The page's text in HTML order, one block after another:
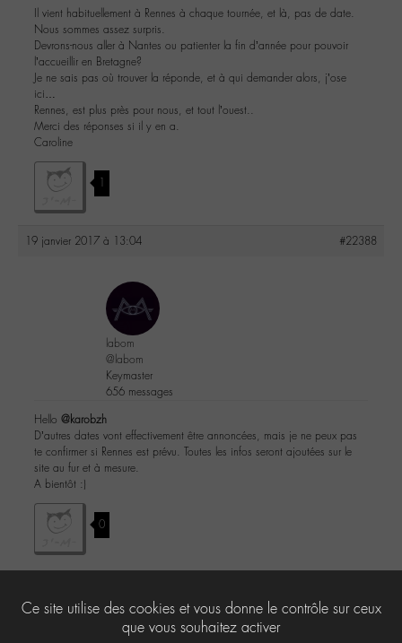
Il vient habituellement à Rennes à chaque tournée, et là, pas de date.
Nous sommes assez surpris.
Devrons-nous aller à Nantes ou patienter la fin d’année pour pouvoir
l’accueillir en Bretagne?
Je ne sais pas où trouver la réponde, et à qui demander alors, j’ose
ici…
Rennes, est plus près pour nous, et tout l’ouest..
Merci des réponses si il y en a.
Caroline
1
19 janvier 2017 à 13:04 #22388
labom
@labom
Keymaster
656 messages
Hello @karobzh
D’autres dates vont effectivement être annoncées, mais je ne peux pas
te confirmer si Rennes est prévu. Toutes les infos seront ajoutées sur le
site au fur et à mesure.
A bientôt :)
0
Le forum ‘-M- en concert’ est fermé à de nouveaux sujets et réponses.
Ce site utilise des cookies et vous donne le contrôle sur ceux
que vous souhaitez activer